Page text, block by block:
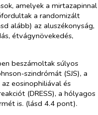
amelyek a mirtazapinnal
a randomizált
alább) az aluszékonyság,
étvágynövekedés,
beszámoltak súlyos
szindrómát (SJS), a
eosinophiliával és
(DRESS), a hólyagos
is. (lásd 4.4 pont).